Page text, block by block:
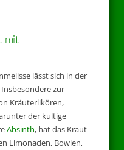
mit
lässt sich in der
zur
Kräuterlikören,
der kultige
Absinth, hat das Kraut
Limonaden, Bowlen,